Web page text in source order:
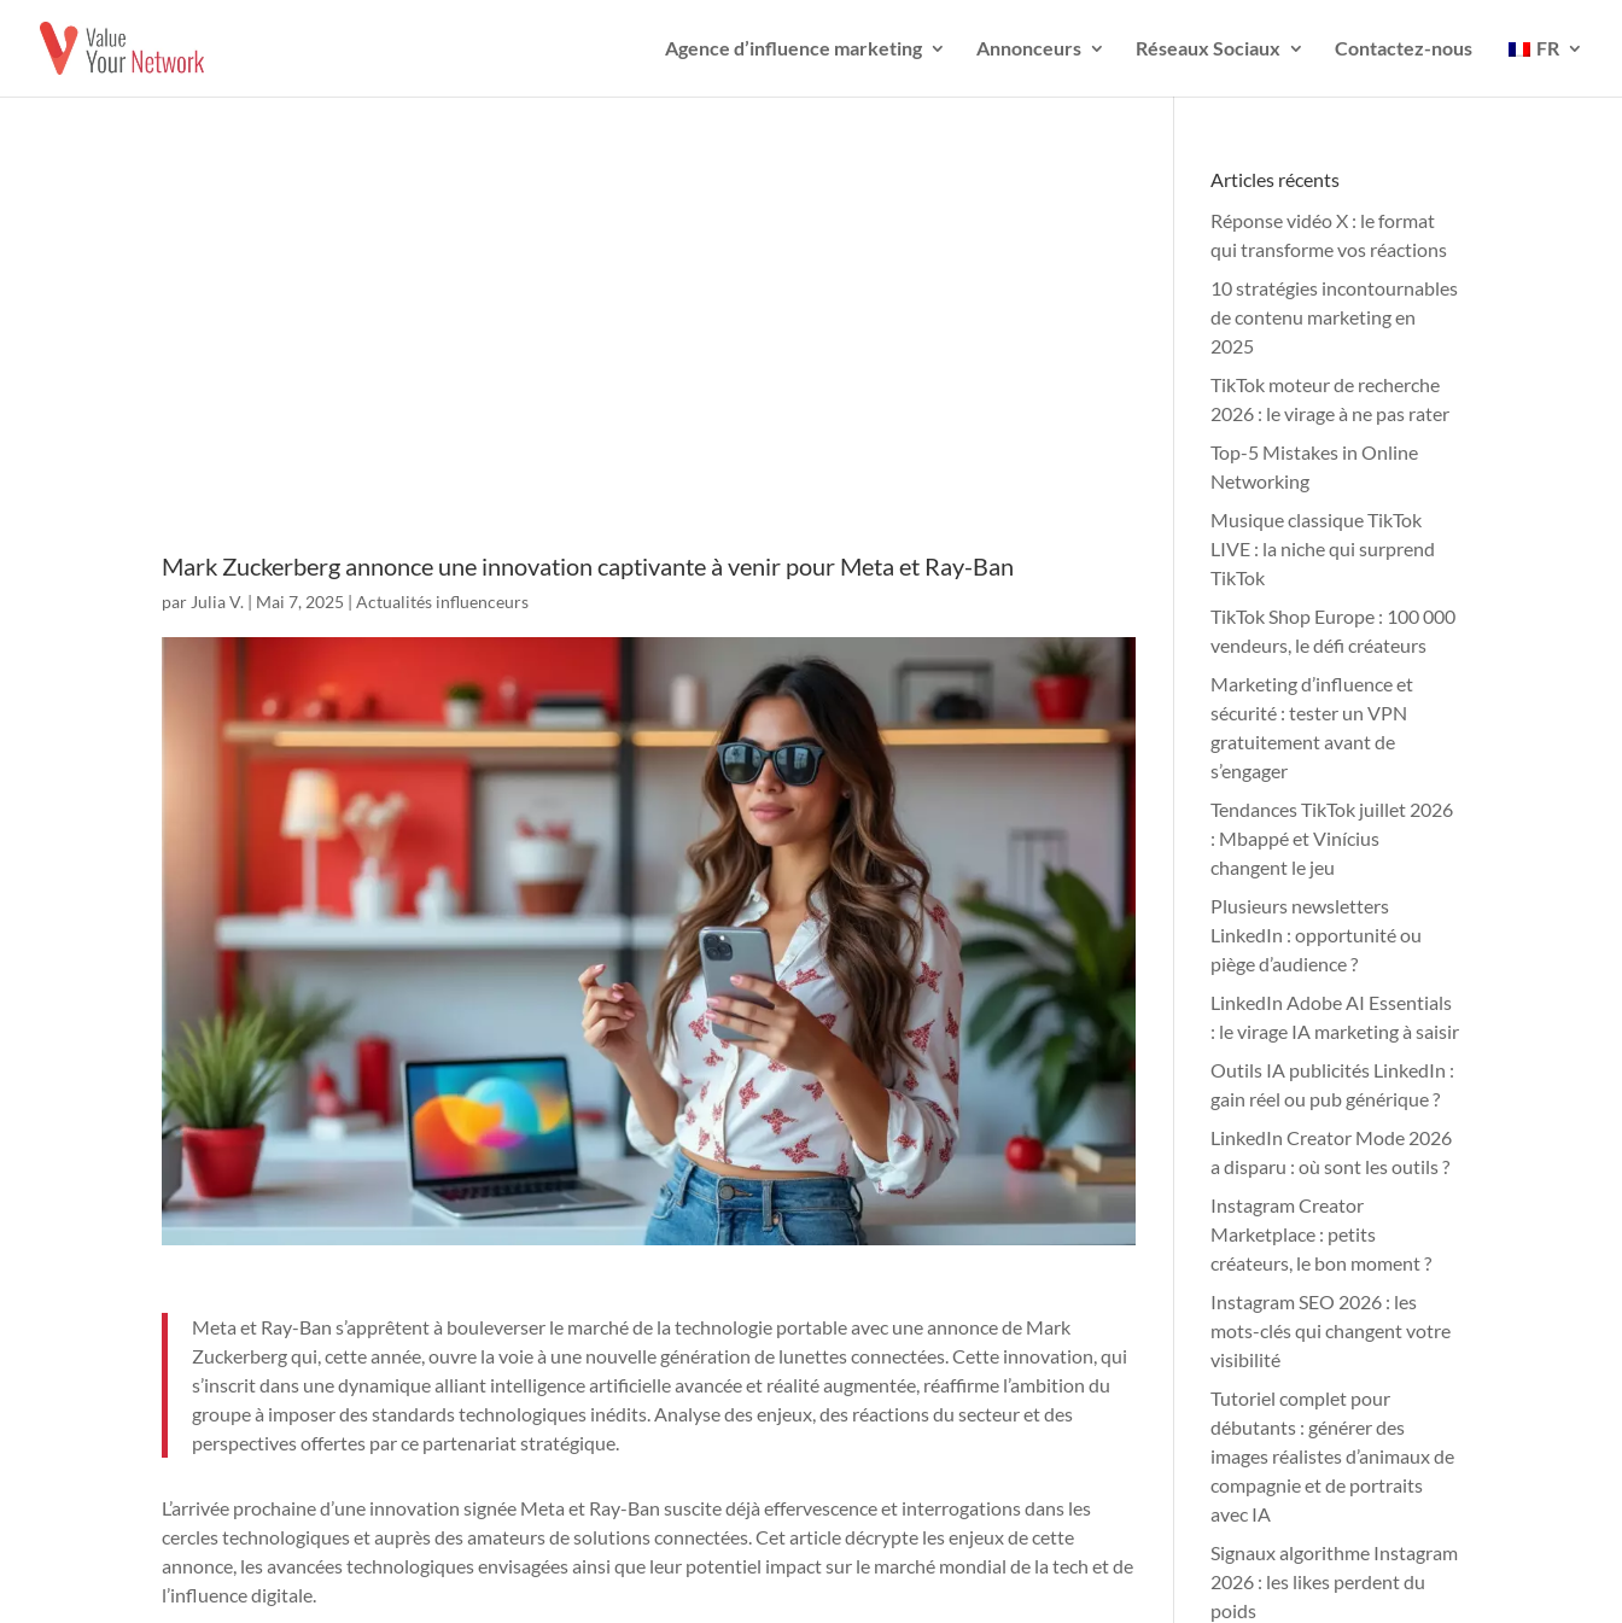
Agence d’influence marketing Annonceurs Réseaux Sociaux Contactez-nous FR
Mark Zuckerberg annonce une innovation captivante à venir pour Meta et Ray-Ban
par Julia V. | Mai 7, 2025 |Actualités influenceurs
Meta et Ray-Ban s’apprêtent à bouleverser le marché de la technologie portable avec une annonce de Mark
Zuckerberg qui, cette année, ouvre la voie à une nouvelle génération de lunettes connectées. Cette innovation, qui
s’inscrit dans une dynamique alliant intelligence artificielle avancée et réalité augmentée, réaffirme l’ambition du
groupe à imposer des standards technologiques inédits. Analyse des enjeux, des réactions du secteur et des
perspectives offertes par ce partenariat stratégique.
L’arrivée prochaine d’une innovation signée Meta et Ray-Ban suscite déjà effervescence et interrogations dans les
cercles technologiques et auprès des amateurs de solutions connectées. Cet article décrypte les enjeux de cette
annonce, les avancées technologiques envisagées ainsi que leur potentiel impact sur le marché mondial de la tech et de
l’influence digitale.
Articles récents
Réponse vidéo X : le format
qui transforme vos réactions
10 stratégies incontournables
de contenu marketing en
2025
TikTok moteur de recherche
2026 : le virage à ne pas rater
Top-5 Mistakes in Online
Networking
Musique classique TikTok
LIVE : la niche qui surprend
TikTok
TikTok Shop Europe : 100 000
vendeurs, le défi créateurs
Marketing d’influence et
sécurité : tester un VPN
gratuitement avant de
s’engager
Tendances TikTok juillet 2026
: Mbappé et Vinícius
changent le jeu
Plusieurs newsletters
LinkedIn : opportunité ou
piège d’audience ?
LinkedIn Adobe AI Essentials
: le virage IA marketing à saisir
Outils IA publicités LinkedIn :
gain réel ou pub générique ?
LinkedIn Creator Mode 2026
a disparu : où sont les outils ?
Instagram Creator
Marketplace : petits
créateurs, le bon moment ?
Instagram SEO 2026 : les
mots-clés qui changent votre
visibilité
Tutoriel complet pour
débutants : générer des
images réalistes d’animaux de
compagnie et de portraits
avec IA
Signaux algorithme Instagram
2026 : les likes perdent du
poids